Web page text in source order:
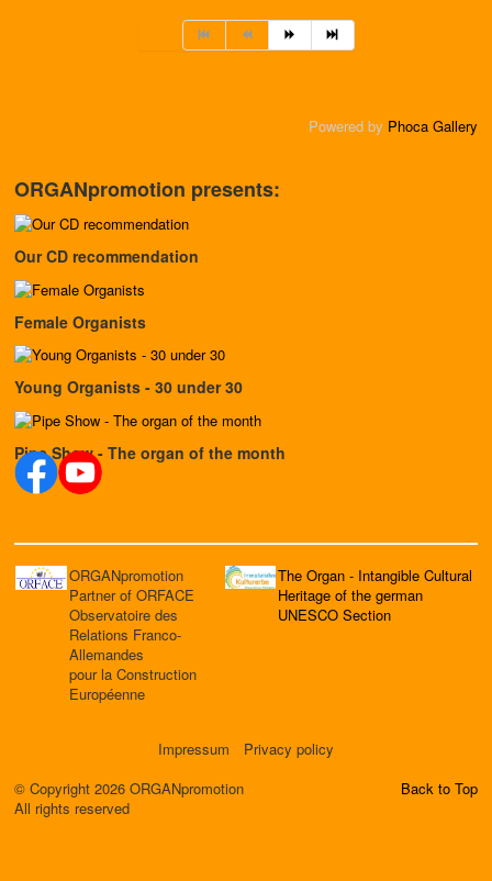
Powered by Phoca Gallery
ORGANpromotion presents:
Our CD recommendation
Female Organists
Young Organists - 30 under 30
Pipe Show - The organ of the month
ORGANpromotion
Partner of ORFACE
Observatoire des
Relations Franco-
Allemandes
pour la Construction
Européenne
The Organ - Intangible Cultural
Heritage of the german
UNESCO Section
Impressum
Privacy policy
© Copyright 2026 ORGANpromotion
All rights reserved
Back to Top